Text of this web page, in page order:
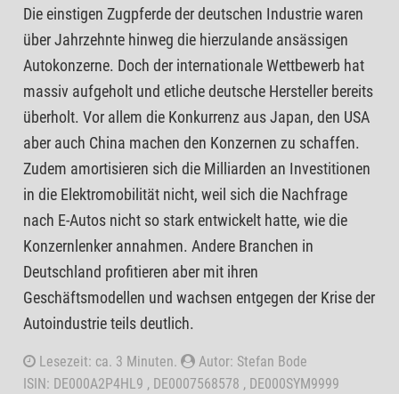
Die einstigen Zugpferde der deutschen Industrie waren
über Jahrzehnte hinweg die hierzulande ansässigen
Autokonzerne. Doch der internationale Wettbewerb hat
massiv aufgeholt und etliche deutsche Hersteller bereits
überholt. Vor allem die Konkurrenz aus Japan, den USA
aber auch China machen den Konzernen zu schaffen.
Zudem amortisieren sich die Milliarden an Investitionen
in die Elektromobilität nicht, weil sich die Nachfrage
nach E-Autos nicht so stark entwickelt hatte, wie die
Konzernlenker annahmen. Andere Branchen in
Deutschland profitieren aber mit ihren
Geschäftsmodellen und wachsen entgegen der Krise der
Autoindustrie teils deutlich.
Lesezeit: ca. 3 Minuten.
Autor: Stefan Bode
ISIN: DE000A2P4HL9 , DE0007568578 , DE000SYM9999